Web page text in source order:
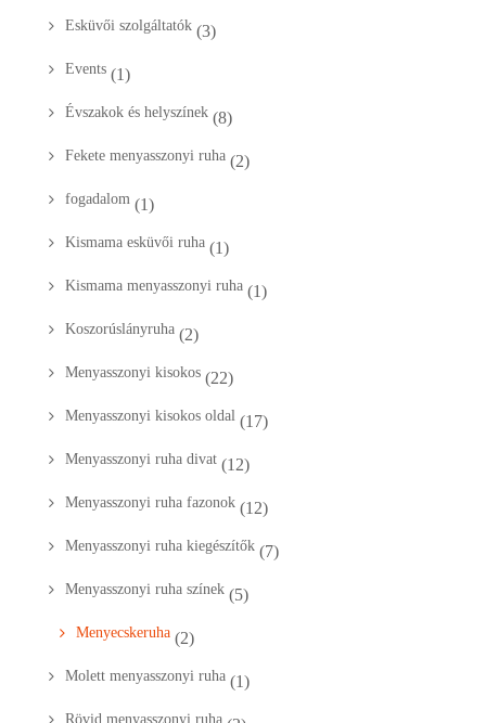
Esküvői szolgáltatók (3)
Events (1)
Évszakok és helyszínek (8)
Fekete menyasszonyi ruha (2)
fogadalom (1)
Kismama esküvői ruha (1)
Kismama menyasszonyi ruha (1)
Koszorúslányruha (2)
Menyasszonyi kisokos (22)
Menyasszonyi kisokos oldal (17)
Menyasszonyi ruha divat (12)
Menyasszonyi ruha fazonok (12)
Menyasszonyi ruha kiegészítők (7)
Menyasszonyi ruha színek (5)
Menyecskeruha (2)
Molett menyasszonyi ruha (1)
Rövid menyasszonyi ruha